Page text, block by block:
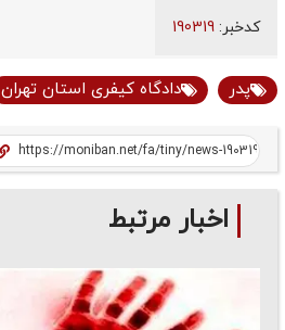
کدخبر:
پدر دادگاه کیفری استان تهران
اخبار مرتبط